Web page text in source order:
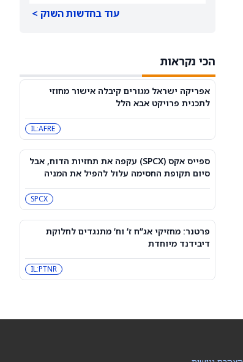
למה מניית סלטיוס הולדינגס (CELH)
מזנקת היום – 7 באוגוסט 2026
מניית דראפטקינגס (DKNG) עולה ב-6%
למרות תוצאות כספיות גרועות. הנה
הסיבה
DKNG
מניית ספייס אקס (SPCX) עלתה ב-24%
מהשפל שלה אחרי ההנפקה – האם כבר
QUBT יכו את תחזיות הדוח ביום שני?
QUBT
עוד בחדשות השוק >
הכי נקראות
אפריקה ישראל מגורים קיבלה אישור מחוזי
לתכנית פרויקט אבא הלל
IL:AFRE
ספייס אקס (SPCX) עקפה את תחזיות הדוח, אבל
סיום תקופת החסימה עלול להפיל את המניה
SPCX
פרטנר: מחזיקי אג”ח ז’ וח’ מתנגדים לחלוקת
דיבידנד מיוחדת
IL:PTNR